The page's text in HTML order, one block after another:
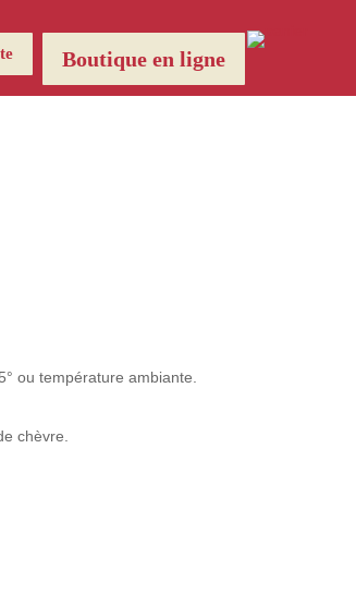
Boutique en ligne
ou température ambiante.
chèvre.